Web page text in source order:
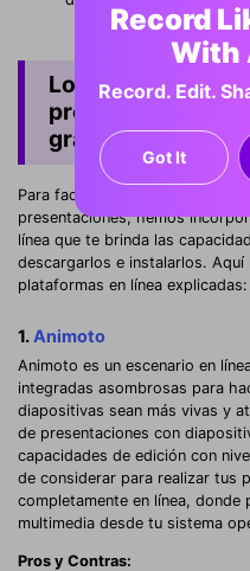
Los 4 mejores
presentaciones
gratis.
Para facilitar tu investigación
presentaciones, hemos
línea que te brinda las
descargarlos e instalarlos.
plataformas en línea explicadas:
1. Animoto
Animoto es un escenario en
integradas asombrosas para
diapositivas sean más vivas y
de presentaciones con
capacidades de edición con
de considerar para realizar tus
completamente en línea,
multimedia desde tu sistema
Pros y Contras:
Record
With
Record. Edit.
Got It